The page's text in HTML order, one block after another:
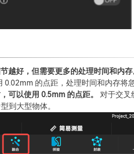
越好，但需要更多的处理时间和内存
的点距，处理时间和内存将急
可以使用 0.5mm 的点距。
对于交叉
到大型物体。